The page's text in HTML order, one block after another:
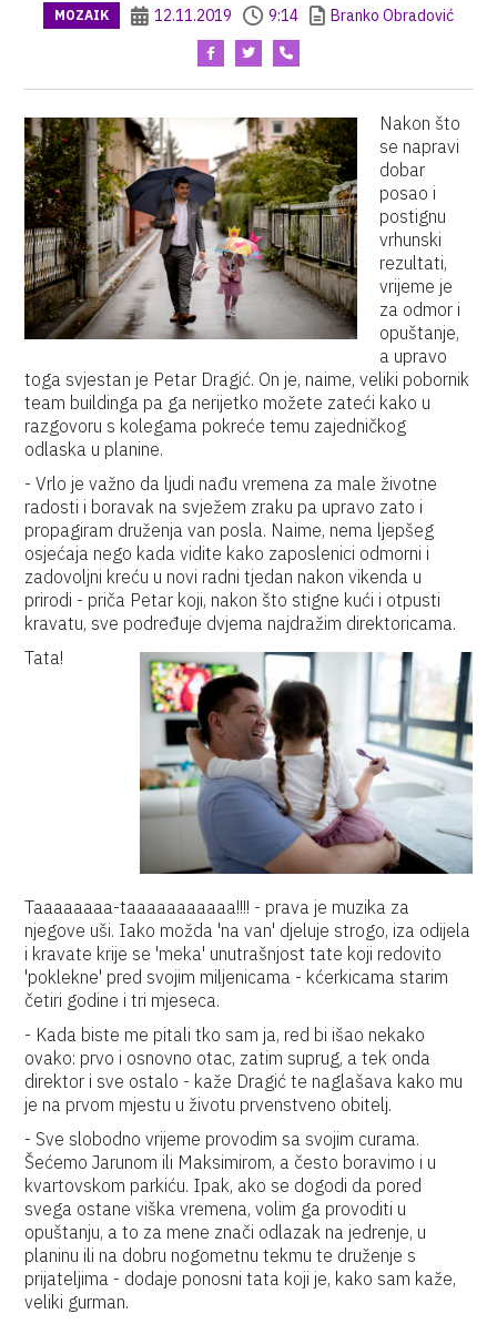
MOZAIK 12.11.2019 9:14 Branko Obradović
Nakon što
se napravi
dobar
posao i
postignu
vrhunski
rezultati,
vrijeme je
za odmor i
opuštanje,
a upravo
toga svjestan je Petar Dragić. On je, naime, veliki pobornik
team buildinga pa ga nerijetko možete zateći kako u
razgovoru s kolegama pokreće temu zajedničkog
odlaska u planine.
- Vrlo je važno da ljudi nađu vremena za male životne
radosti i boravak na svježem zraku pa upravo zato i
propagiram druženja van posla. Naime, nema ljepšeg
osjećaja nego kada vidite kako zaposlenici odmorni i
zadovoljni kreću u novi radni tjedan nakon vikenda u
prirodi - priča Petar koji, nakon što stigne kući i otpusti
kravatu, sve podređuje dvjema najdražim direktoricama.
Tata!
Taaaaaaaa-taaaaaaaaaaa!!!! - prava je muzika za
njegove uši. Iako možda 'na van' djeluje strogo, iza odijela
i kravate krije se 'meka' unutrašnjost tate koji redovito
'poklekne' pred svojim miljenicama - kćerkicama starim
četiri godine i tri mjeseca.
- Kada biste me pitali tko sam ja, red bi išao nekako
ovako: prvo i osnovno otac, zatim suprug, a tek onda
direktor i sve ostalo - kaže Dragić te naglašava kako mu
je na prvom mjestu u životu prvenstveno obitelj.
- Sve slobodno vrijeme provodim sa svojim curama.
Šećemo Jarunom ili Maksimirom, a često boravimo i u
kvartovskom parkiću. Ipak, ako se dogodi da pored
svega ostane viška vremena, volim ga provoditi u
opuštanju, a to za mene znači odlazak na jedrenje, u
planinu ili na dobru nogometnu tekmu te druženje s
prijateljima - dodaje ponosni tata koji je, kako sam kaže,
veliki gurman.